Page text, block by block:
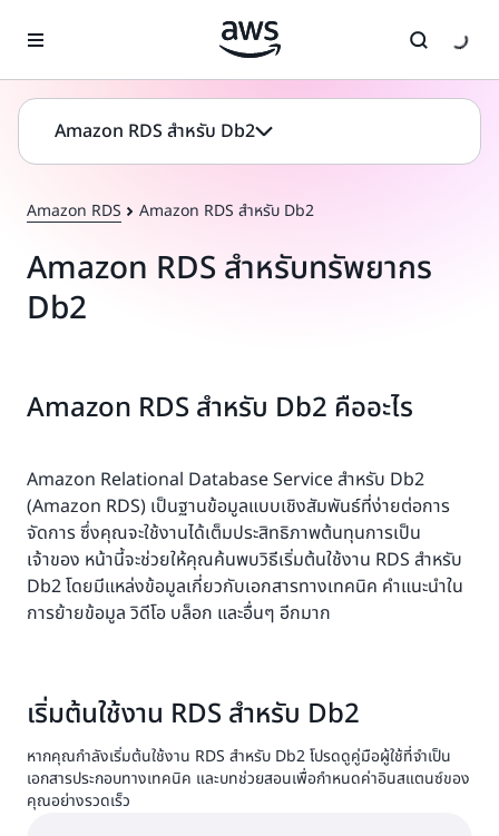
Amazon RDS สำหรับ Db2
Amazon RDS Amazon RDS สำหรับ Db2
Amazon RDS สำหรับทรัพยากร
Db2
Amazon RDS สำหรับ Db2 คืออะไร
Amazon Relational Database Service สำหรับ Db2
(Amazon RDS) เป็นฐานข้อมูลแบบเชิงสัมพันธ์ที่ง่ายต่อการ
จัดการ ซึ่งคุณจะใช้งานได้เต็มประสิทธิภาพต้นทุนการเป็น
เจ้าของ หน้านี้จะช่วยให้คุณค้นพบวิธีเริ่มต้นใช้งาน RDS สำหรับ
Db2 โดยมีแหล่งข้อมูลเกี่ยวกับเอกสารทางเทคนิค คำแนะนำใน
การย้ายข้อมูล วิดีโอ บล็อก และอื่นๆ อีกมาก
เริ่มต้นใช้งาน RDS สำหรับ Db2
หากคุณกำลังเริ่มต้นใช้งาน RDS สำหรับ Db2 โปรดดูคู่มือผู้ใช้ที่จำเป็น
เอกสารประกอบทางเทคนิค และบทช่วยสอนเพื่อกำหนดค่าอินสแตนซ์ของ
คุณอย่างรวดเร็ว